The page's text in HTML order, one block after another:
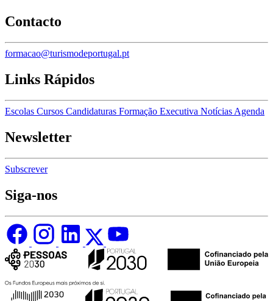
Contacto
formacao@turismodeportugal.pt
Links Rápidos
Escolas Cursos Candidaturas Formação Executiva Notícias Agenda
Newsletter
Subscrever
Siga-nos